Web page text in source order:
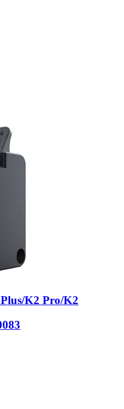
K2 Pro/K2